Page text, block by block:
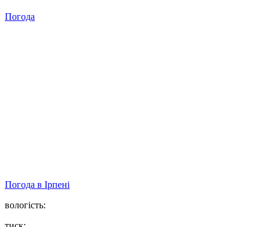
Погода
Погода в Ірпені
вологість: